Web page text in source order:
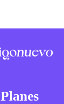
Planes